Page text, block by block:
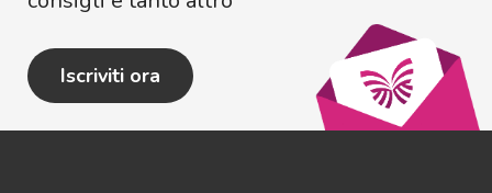
Iscriviti ora